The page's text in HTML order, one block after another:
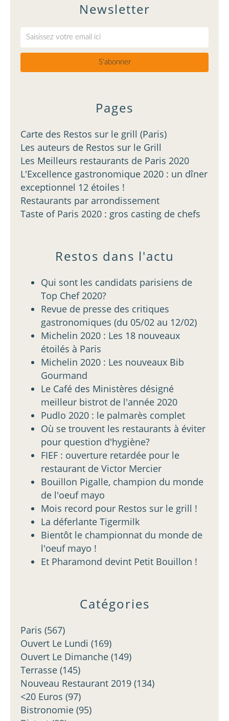
Newsletter
Catégories
Paris (567)
Ouvert Le Lundi (169)
Ouvert Le Dimanche (149)
Terrasse (145)
Nouveau Restaurant 2019 (134)
<20 Euros (97)
Bistronomie (95)
Pages
Carte des Restos sur le grill (Paris)
Les auteurs de Restos sur le Grill
Les Meilleurs restaurants de Paris 2020
L'Excellence gastronomique 2020 : un dîner
exceptionnel 12 étoiles !
Restaurants par arrondissement
Taste of Paris 2020 : gros casting de chefs
Restos dans l'actu
Qui sont les candidats parisiens de
Top Chef 2020?
Revue de presse des critiques
gastronomiques (du 05/02 au 12/02)
Michelin 2020 : Les 18 nouveaux
étoilés à Paris
Michelin 2020 : Les nouveaux Bib
Gourmand
Le Café des Ministères désigné
meilleur bistrot de l'année 2020
Pudlo 2020 : le palmarès complet
Où se trouvent les restaurants à éviter
pour question d'hygiène?
FIEF : ouverture retardée pour le
restaurant de Victor Mercier
Bouillon Pigalle, champion du monde
de l'oeuf mayo
Mois record pour Restos sur le grill !
La déferlante Tigermilk
Bientôt le championnat du monde de
l'oeuf mayo !
Et Pharamond devint Petit Bouillon !